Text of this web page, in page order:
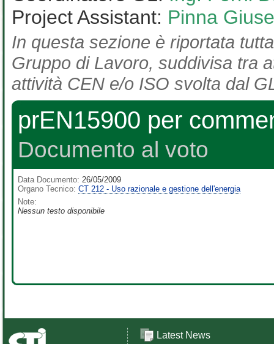
Project Assistant: Pinna
In questa sezione è riportata
Gruppo di Lavoro, suddivisa tra
attività CEN e/o ISO svolta dal
prEN15900 per
Documento al voto
Data Documento: 26/05/2009
Organo Tecnico: CT 212 - Uso razionale e gestione dell'energia
Note:
Nessun testo disponibile
Latest News